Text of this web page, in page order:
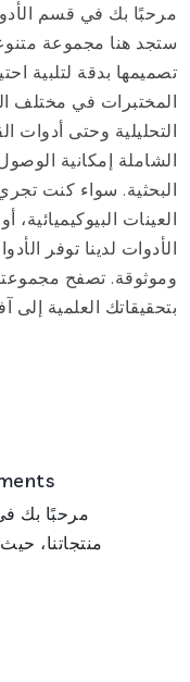
مرحبًا بك في قسم
ستجد هنا مجموعة
تصميمها بدقة لتلبية
المختبرات في مختلف
التحليلية وحتى أدوات
الشاملة إمكانية
البحثية. سواء كنت تجري
العينات
الأدوات لدينا توفر
وموثوقة. تصفح
بتحقيقاتك العلمية إلى
مرحبًا بك
منتجاتنا،